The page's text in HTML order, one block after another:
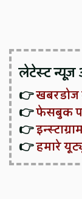
लेटेस्ट न्यूज़
👉खबरडोज
👉फेसबुक
👉
👉हमारे